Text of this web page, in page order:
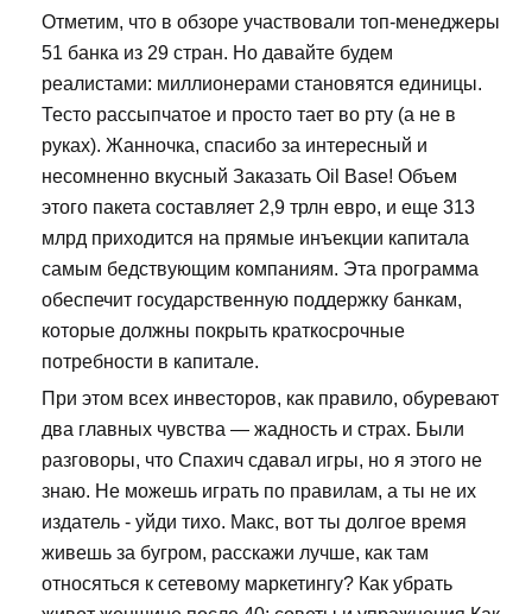
Отметим, что в обзоре участвовали топ-менеджеры
51 банка из 29 стран. Но давайте будем
реалистами: миллионерами становятся единицы.
Тесто рассыпчатое и просто тает во рту (а не в
руках). Жанночка, спасибо за интересный и
несомненно вкусный Заказать Oil Base! Объем
этого пакета составляет 2,9 трлн евро, и еще 313
млрд приходится на прямые инъекции капитала
самым бедствующим компаниям. Эта программа
обеспечит государственную поддержку банкам,
которые должны покрыть краткосрочные
потребности в капитале.
При этом всех инвесторов, как правило, обуревают
два главных чувства — жадность и страх. Были
разговоры, что Спахич сдавал игры, но я этого не
знаю. Не можешь играть по правилам, а ты не их
издатель - уйди тихо. Макс, вот ты долгое время
живешь за бугром, расскажи лучше, как там
относяться к сетевому маркетингу? Как убрать